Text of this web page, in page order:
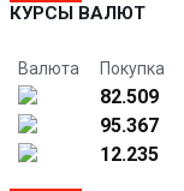
КУРСЫ ВАЛЮТ
Валюта Покупка
82.509
95.367
12.235